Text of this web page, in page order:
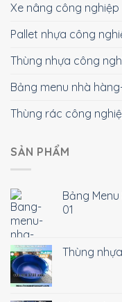
Xe nâng công nghiệp
Pallet nhựa công
Thùng nhựa công
Bảng menu nhà
Thùng rác công
SẢN PHẨM
Bảng
01
Thùng